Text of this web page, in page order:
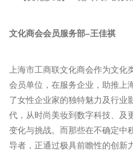
文化商会会员服务部–王佳祺
上海市工商联文化商会作为文
会员单位，在服务企业，助推上
了女性企业家的独特魅力及行业
代，从时尚美妆到数字科技、及
变化与挑战。而那些在不确定中
导者，正通过极具前瞻性的创新